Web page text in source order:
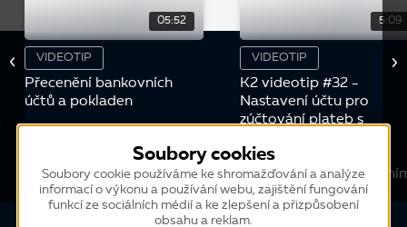
05:52
VIDEOTIP
Přecenění bankovních
účtů a pokladen
5:09
VIDEOTIP
K2 videotip #32 -
Nastavení účtu pro
zúčtování plateb s
případě, že DPH
odvádíme více
úřadům
Soubory cookies
Soubory cookie používáme ke shromažďování a analýze
informací o výkonu a používání webu, zajištění fungování
funkcí ze sociálních médií a ke zlepšení a přizpůsobení
obsahu a reklam.